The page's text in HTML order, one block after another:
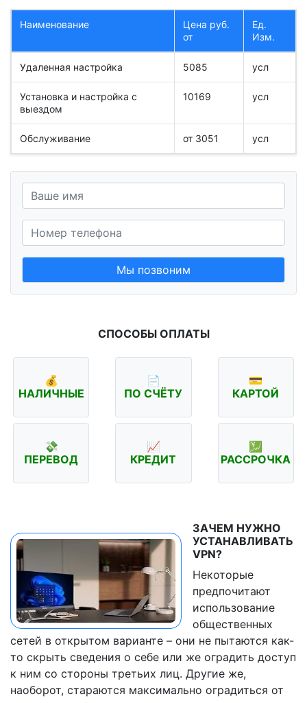
Наименование
Цена руб.
от
Ед.
Изм.
Удаленная настройка 5085 усл
Установка и настройка с
выездом
10169 усл
Обслуживание от 3051 усл
Мы позвоним
СПОСОБЫ ОПЛАТЫ
💰
НАЛИЧНЫЕ
📄
ПО СЧЁТУ
💳
КАРТОЙ
💸
ПЕРЕВОД
📈
КРЕДИТ
💹
РАССРОЧКА
ЗАЧЕМ НУЖНО
УСТАНАВЛИВАТЬ
VPN?
Некоторые
предпочитают
использование
общественных
сетей в открытом варианте – они не пытаются как-
то скрыть сведения о себе или же оградить доступ
к ним со стороны третьих лиц. Другие же,
наоборот, стараются максимально оградиться от